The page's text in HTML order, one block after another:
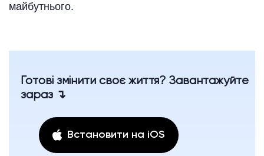
майбутнього.
Готові змінити своє життя? Завантажуйте
зараз ↴
Встановити на iOS